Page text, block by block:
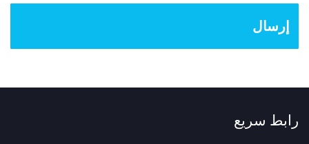
إرسال
رابط سريع